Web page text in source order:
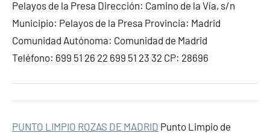
Pelayos de la Presa Dirección: Camino de la Vía, s/n
Municipio: Pelayos de la Presa Provincia: Madrid
Comunidad Autónoma: Comunidad de Madrid
Teléfono: 699 51 26 22 699 51 23 32 CP: 28696
PUNTO LIMPIO ROZAS DE MADRID Punto Limpio de